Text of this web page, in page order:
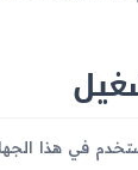
في هذا